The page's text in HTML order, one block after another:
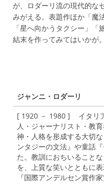
が、ロダーリ流の現代的な
みがえる。表題作ほか「魔
「星へ向かうタクシー」
結末を作ってみてはいかが
ジャンニ・ロダーリ
[ 1920 － 1980 ] イタリ
人・ジャーナリスト・教
神・人格を形成する大切
ンタジーの文法』や童話
た。教訓におちいること
を、上質な笑いとともに
『国際アンデルセン賞作